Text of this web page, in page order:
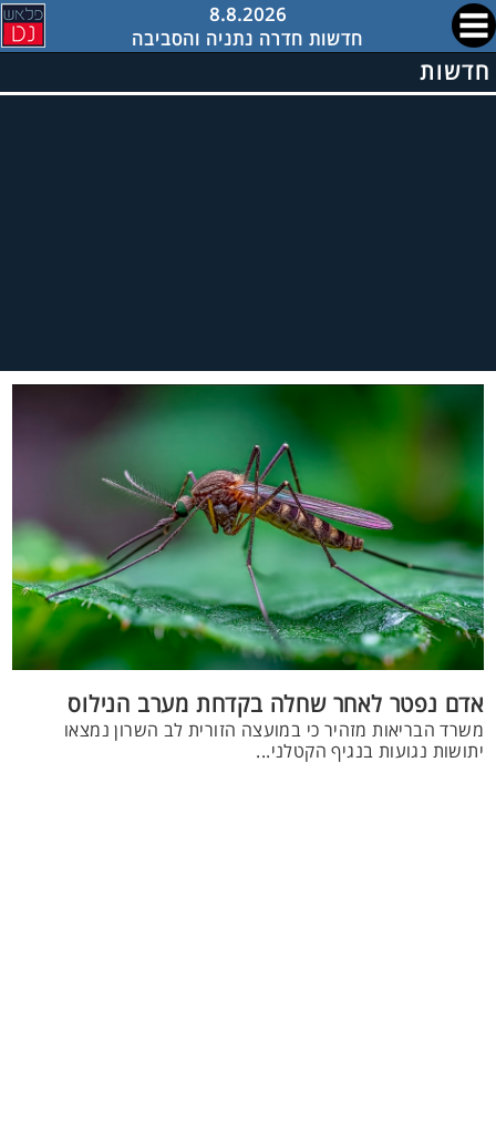
8.8.2026
חדשות חדרה נתניה והסביבה
חדשות
אדם נפטר לאחר שחלה בקדחת מערב הנילוס
משרד הבריאות מזהיר כי במועצה הזורית לב השרון נמצאו
יתושות נגועות בנגיף הקטלני...